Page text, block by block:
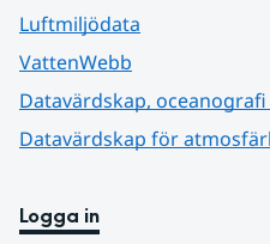
Luftmiljödata
VattenWebb
Datavärdskap,
Datavärdskap för
Logga in